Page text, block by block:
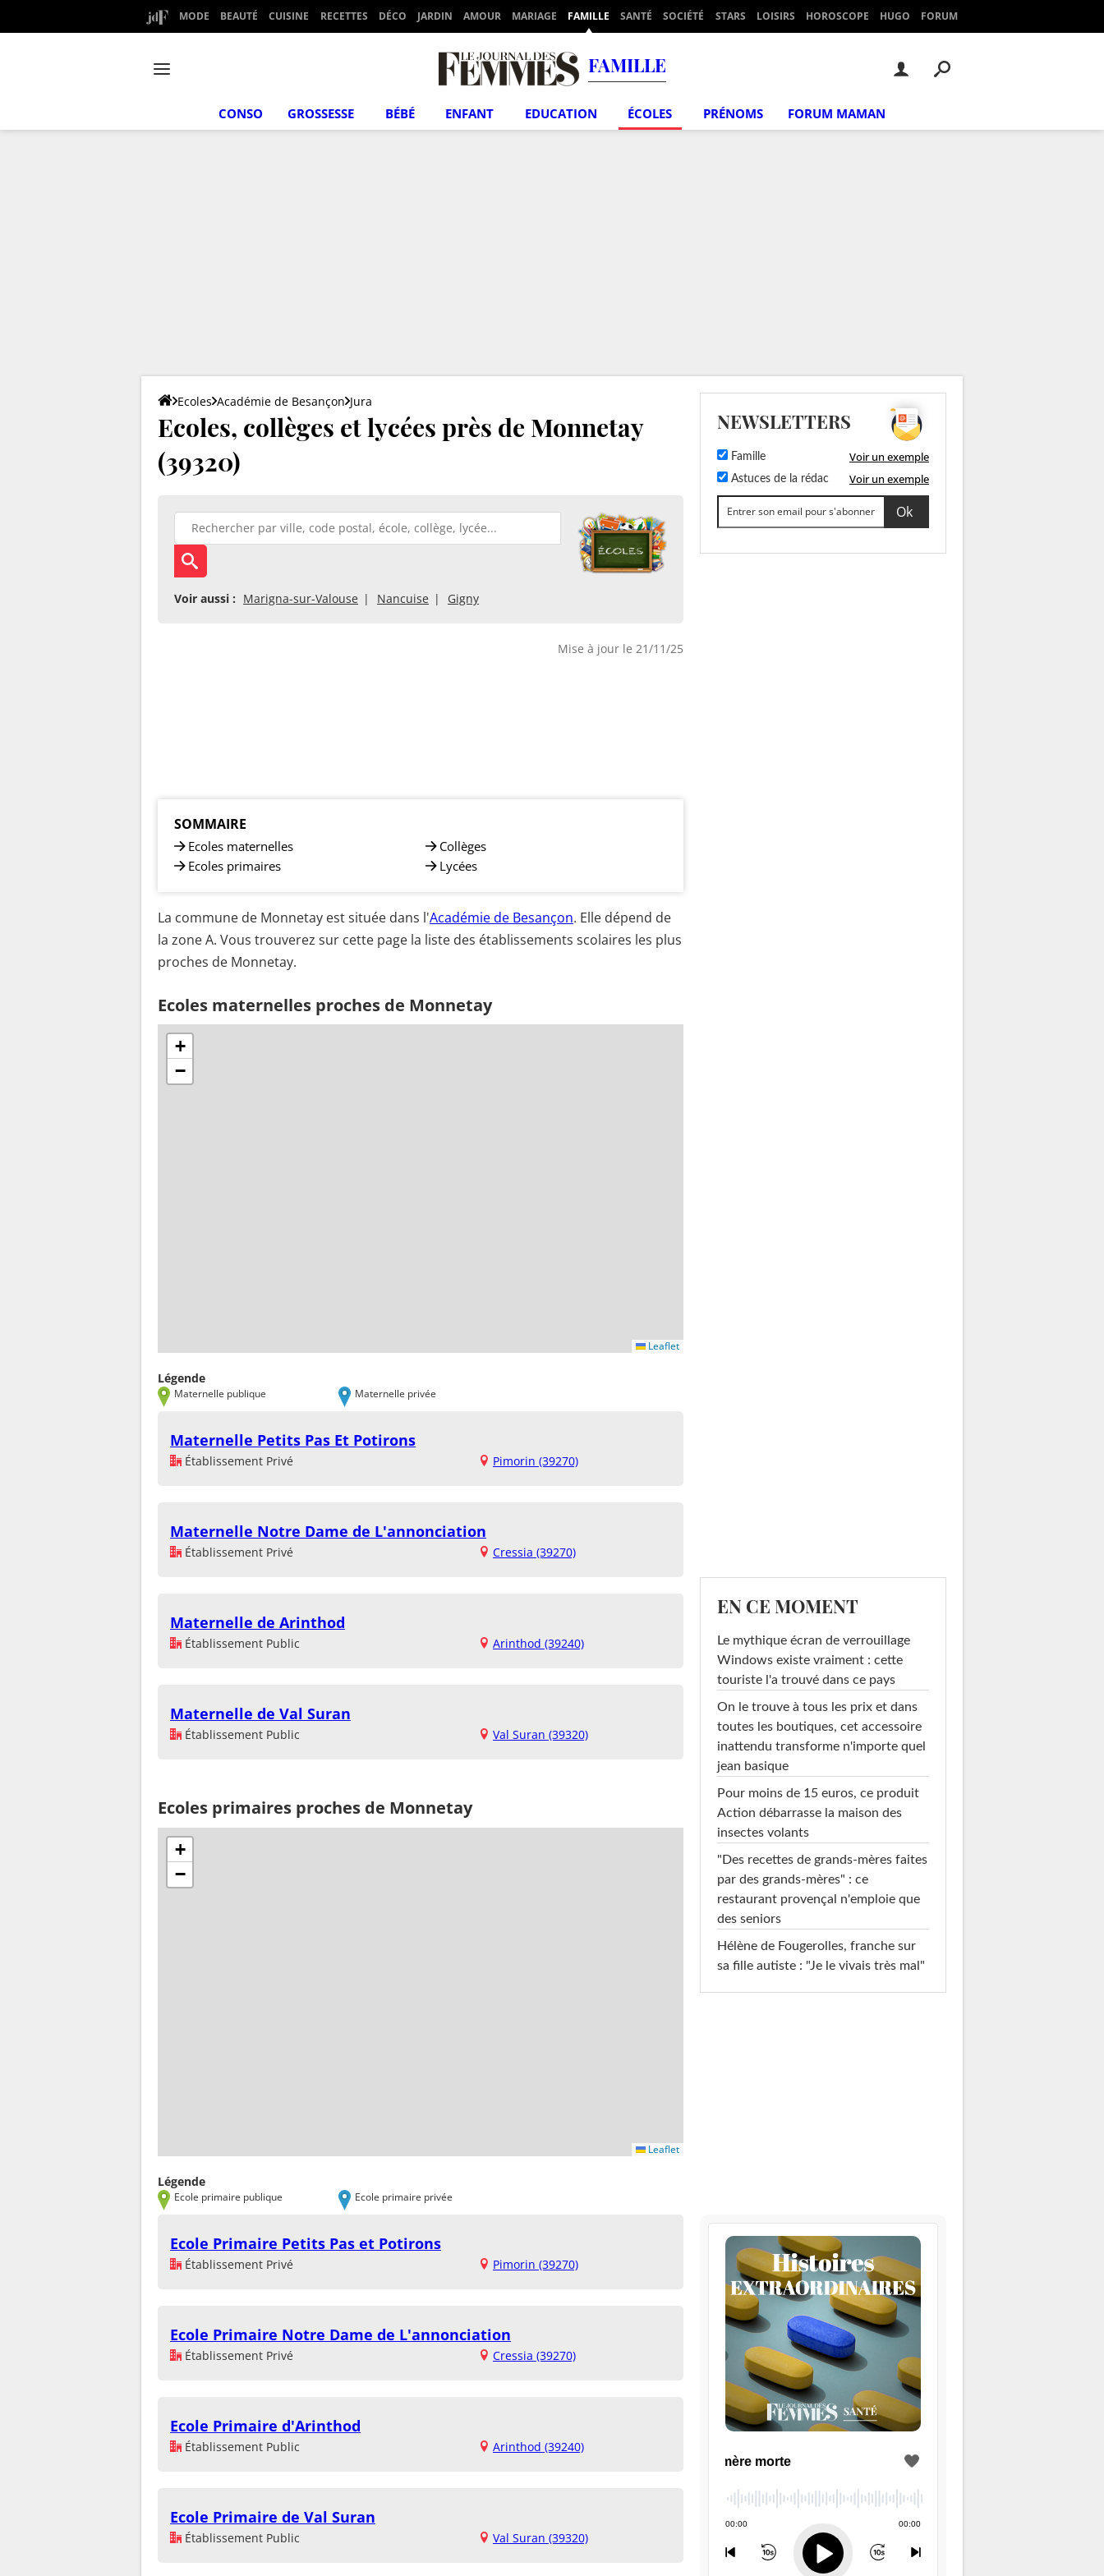
MODE BEAUTÉ CUISINE RECETTES DÉCO JARDIN AMOUR MARIAGE FAMILLE SANTÉ SOCIÉTÉ STARS LOISIRS HOROSCOPE HUGO FORUM
FAMILLE
CONSO GROSSESSE BÉBÉ ENFANT EDUCATION ÉCOLES PRÉNOMS FORUM MAMAN
Ecoles Académie de Besançon Jura
Ecoles, collèges et lycées près de Monnetay
(39320)
Voir aussi : Marigna-sur-Valouse Nancuise Gigny
Mise à jour le 21/11/25
SOMMAIRE
Ecoles maternelles
Ecoles primaires
Collèges
Lycées
La commune de Monnetay est située dans l'Académie de Besançon. Elle dépend de
la zone A. Vous trouverez sur cette page la liste des établissements scolaires les plus
proches de Monnetay.
Ecoles maternelles proches de Monnetay
+
−
Leaflet
Légende
Maternelle publique Maternelle privée
Maternelle Petits Pas Et Potirons
Établissement Privé Pimorin (39270)
Maternelle Notre Dame de L'annonciation
Établissement Privé Cressia (39270)
Maternelle de Arinthod
Établissement Public Arinthod (39240)
Maternelle de Val Suran
Établissement Public Val Suran (39320)
Ecoles primaires proches de Monnetay
+
−
Leaflet
Légende
Ecole primaire publique Ecole primaire privée
Ecole Primaire Petits Pas et Potirons
Établissement Privé Pimorin (39270)
Ecole Primaire Notre Dame de L'annonciation
Établissement Privé Cressia (39270)
Ecole Primaire d'Arinthod
Établissement Public Arinthod (39240)
Ecole Primaire de Val Suran
Établissement Public Val Suran (39320)
NEWSLETTERS
Famille Voir un exemple
Astuces de la rédac Voir un exemple
EN CE MOMENT
Le mythique écran de verrouillage
Windows existe vraiment : cette
touriste l'a trouvé dans ce pays
On le trouve à tous les prix et dans
toutes les boutiques, cet accessoire
inattendu transforme n'importe quel
jean basique
Pour moins de 15 euros, ce produit
Action débarrasse la maison des
insectes volants
"Des recettes de grands-mères faites
par des grands-mères" : ce
restaurant provençal n'emploie que
des seniors
Hélène de Fougerolles, franche sur
sa fille autiste : "Je le vivais très mal"